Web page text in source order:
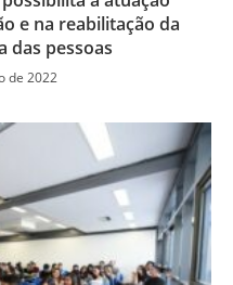
e na reabilitação da
das pessoas
de 2022